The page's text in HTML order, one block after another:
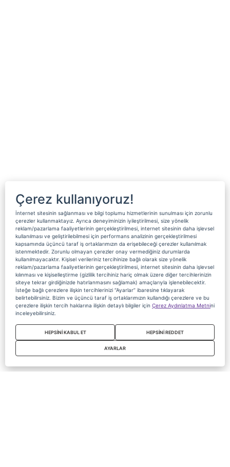
Çerez kullanıyoruz!
İnternet sitesinin sağlanması ve bilgi toplumu hizmetlerinin sunulması için zorunlu
çerezler kullanmaktayız. Ayrıca deneyiminizin iyileştirilmesi, size yönelik
reklam/pazarlama faaliyetlerinin gerçekleştirilmesi, internet sitesinin daha işlevsel
kullanılması ve geliştirilebilmesi için performans analizinin gerçekleştirilmesi
kapsamında üçüncü taraf iş ortaklarımızın da erişebileceği çerezler kullanılmak
istenmektedir. Zorunlu olmayan çerezler onay vermediğiniz durumlarda
kullanılmayacaktır. Kişisel verileriniz tercihinize bağlı olarak size yönelik
reklam/pazarlama faaliyetlerinin gerçekleştirilmesi, internet sitesinin daha işlevsel
kılınması ve kişiselleştirme (gizlilik tercihiniz hariç olmak üzere diğer tercihlerinizin
siteye tekrar girdiğinizde hatırlanmasını sağlamak) amaçlarıyla işlenebilecektir.
İsteğe bağlı çerezlere ilişkin tercihlerinizi “Ayarlar” ibaresine tıklayarak
belirtebilirsiniz. Bizim ve üçüncü taraf iş ortaklarımızın kullandığı çerezlere ve bu
çerezlere ilişkin tercih haklarına ilişkin detaylı bilgiler için Çerez Aydınlatma Metnini
inceleyebilirsiniz.
HEPSİNİ KABUL ET HEPSİNİ REDDET
AYARLAR